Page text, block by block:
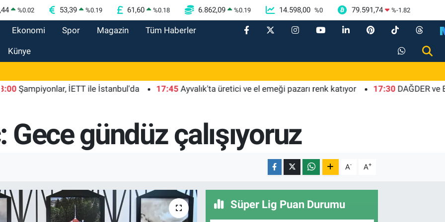
%0.02 53,39 %0.19 61,60 %0.18 6.862,09 %0.19 14.598,00 %0 79.591,74 %-1.82
Ekonomi Spor Magazin Tüm Haberler
Künye
Şampiyonlar, İETT ile İstanbul'da 17:45 Ayvalık'ta üretici ve el emeği pazarı renk katıyor 17:30 DAĞDER ve
Gece gündüz çalışıyoruz
A- A+
Süper Lig Puan Durumu